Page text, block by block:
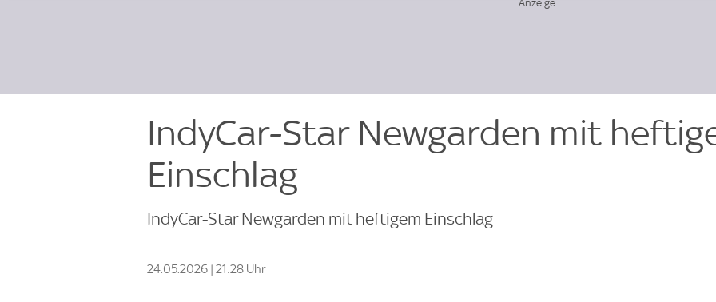
IndyCar-Star Newgarden mit
Einschlag
IndyCar-Star Newgarden mit heftigem Einschlag
24.05.2026 | 21:28 Uhr